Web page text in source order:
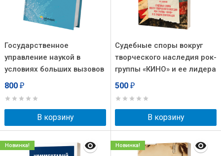
Государственное
управление наукой в
условиях больших вызовов
800 ₽
В корзину
Судебные споры вокруг
творческого наследия рок-
группы «КИНО» и ее лидера
Виктора Цоя
500 ₽
В корзину
Новинка! Новинка!